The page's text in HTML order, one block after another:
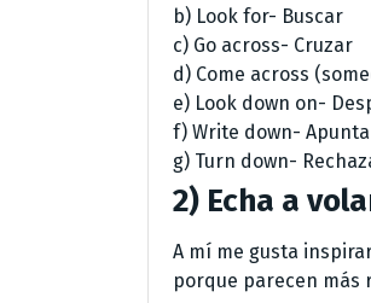
b) Look for- Buscar
c) Go across- Cruzar
d) Come across
e) Look down on-
f) Write down-
g) Turn down-
2) Echa a
A mí me gusta
porque parecen más